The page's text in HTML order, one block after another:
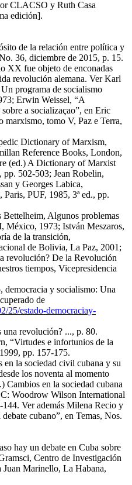
CLACSO y Ruth Casa
edición].
de la relación entre política y
36, diciembre de 2015, p. 15.
XX fue objeto de enconadas
revolución alemana. Ver Karl
programa de socialismo
Erwin Weissel, “A
a socializaçao”, en Eric
marxismo, tomo V, Paz e Terra,
Dictionary of Marxism,
Reference Books, London,
(ed.) A Dictionary of Marxist
502-503; Jean Robelin,
y Georges Labica,
PUF, 1985, 3ª ed., pp.
Algunos problemas
México, 1973; István Meszaros,
de la transición,
de Bolivia, La Paz, 2001;
revolución? De la Revolución
tiempos, Vicepresidencia
y socialismo: Una
de
25/estado-democraciay-
revolución? ..., p. 80.
“Virtudes e infortunios de la
pp. 157-175.
la sociedad civil cubana y su
los noventa al momento
Cambios en la sociedad cubana
Woodrow Wilson International
Ver además Milena Recio y
cubano”, en Temas, Nos.
hay un debate en Cuba sobre
Centro de Investigación
Marinello, La Habana,